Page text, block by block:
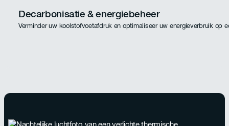
Decarbonisatie & energiebeheer
Verminder uw koolstofvoetafdruk en optimaliseer uw energieverbruik op